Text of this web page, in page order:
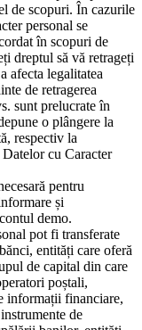
de scopuri. În cazurile
personal se
în scopuri de
dreptul să vă retrageți
afecta legalitatea
de retragerea
sunt prelucrate în
o plângere la
respectiv la
cu Caracter
pentru
și
demo.
pot fi transferate
entități care oferă
de capital din care
poștali,
informații financiare,
de